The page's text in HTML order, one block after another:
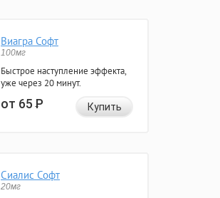
Виагра Софт
100мг
Быстрое наступление эффекта,
уже через 20 минут.
от 65Р Купить
Сиалис Софт
20мг